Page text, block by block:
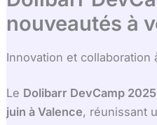
nouveautés à
Innovation et collaboration
Le Dolibarr DevCamp 2025
juin à Valence, réunissant